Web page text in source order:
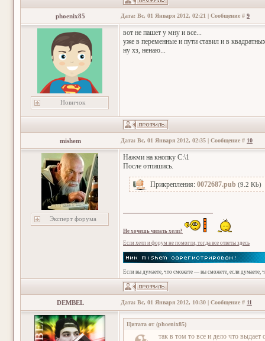
phoenix85 Дата: Вс, 01 Января 2012, 02:21 | Сообщение # 9
Новичок
вот не пашет у мну и все...
уже в переменные и пути ставил и в
ну хз, ненаю...
mishem Дата: Вс, 01 Января 2012, 02:35 | Сообщение # 10
Эксперт форума
Нажми на кнопку C:\1
После отпишись.
Прикрепления: 0072687.pub (9.2 Kb)
Не хочешь читать хелп?
Если хелп и форум не помогли, тогда все ответы здесь
Если вы думаете, что сможете — вы сможете, если думаете,
DEMBEL Дата: Вс, 01 Января 2012, 10:30 | Сообщение # 11
Цитата от (phoenix85)
так в том то все и дело что